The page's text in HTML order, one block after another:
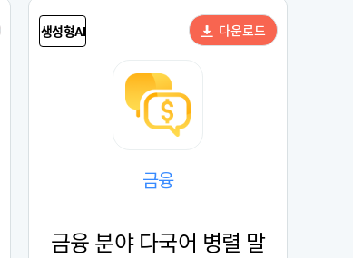
생성형AI
금융
금융 분야 다국어 병렬 말
다운로드